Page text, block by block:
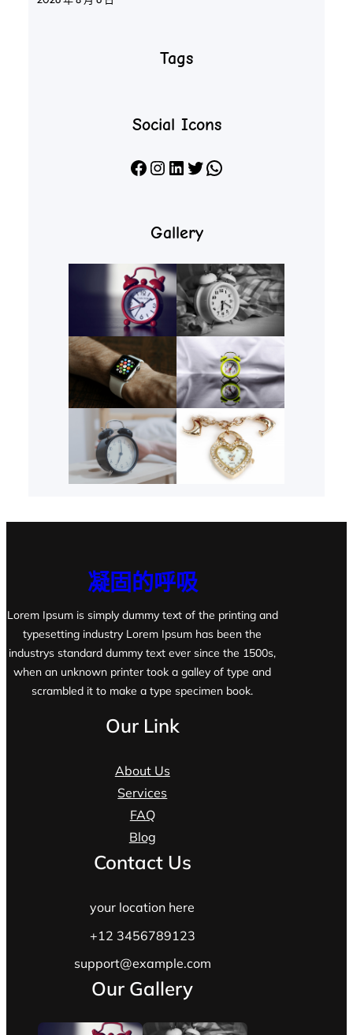
Tags
Social Icons
Facebook Instagram LinkedIn X WhatsApp
Gallery
凝固的呼吸
Lorem Ipsum is simply dummy text of the printing and
typesetting industry Lorem Ipsum has been the
industrys standard dummy text ever since the 1500s,
when an unknown printer took a galley of type and
scrambled it to make a type specimen book.
Our Link
About Us
Services
FAQ
Blog
Contact Us
your location here
+12 3456789123
support@example.com
Our Gallery